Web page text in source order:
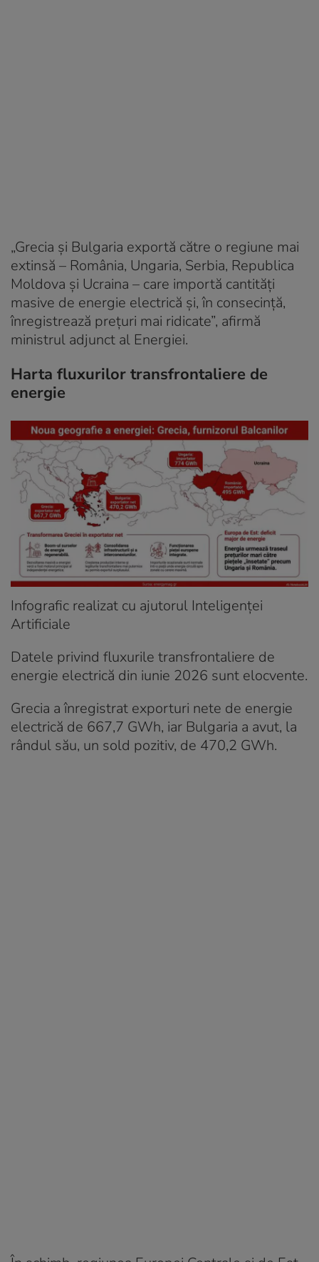
„Grecia și Bulgaria exportă către o regiune mai
extinsă – România, Ungaria, Serbia, Republica
Moldova și Ucraina – care importă cantități
masive de energie electrică și, în consecință,
înregistrează prețuri mai ridicate”, afirmă
ministrul adjunct al Energiei.
Harta fluxurilor transfrontaliere de
energie
Infografic realizat cu ajutorul Inteligenței
Artificiale
Datele privind fluxurile transfrontaliere de
energie electrică din iunie 2026 sunt elocvente.
Grecia a înregistrat exporturi nete de energie
electrică de 667,7 GWh, iar Bulgaria a avut, la
rândul său, un sold pozitiv, de 470,2 GWh.